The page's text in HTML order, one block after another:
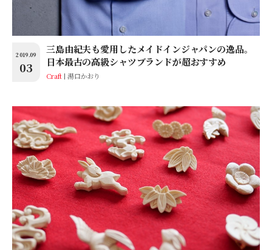
2019.09
03
三島由紀夫も愛用したメイドインジャパンの逸品。
日本最古の高級シャツブランドが超おすすめ
Craft 湯口かおり